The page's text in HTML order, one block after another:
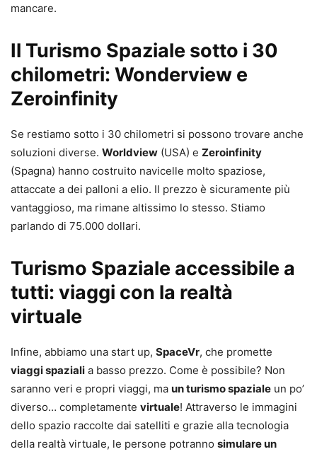
mancare.
Il Turismo Spaziale sotto i 30
chilometri: Wonderview e
Zeroinfinity
Se restiamo sotto i 30 chilometri si possono trovare anche
soluzioni diverse. Worldview (USA) e Zeroinfinity
(Spagna) hanno costruito navicelle molto spaziose,
attaccate a dei palloni a elio. Il prezzo è sicuramente più
vantaggioso, ma rimane altissimo lo stesso. Stiamo
parlando di 75.000 dollari.
Turismo Spaziale accessibile a
tutti: viaggi con la realtà
virtuale
Infine, abbiamo una start up, SpaceVr, che promette
viaggi spaziali a basso prezzo. Come è possibile? Non
saranno veri e propri viaggi, ma un turismo spaziale un po’
diverso… completamente virtuale! Attraverso le immagini
dello spazio raccolte dai satelliti e grazie alla tecnologia
della realtà virtuale, le persone potranno simulare un